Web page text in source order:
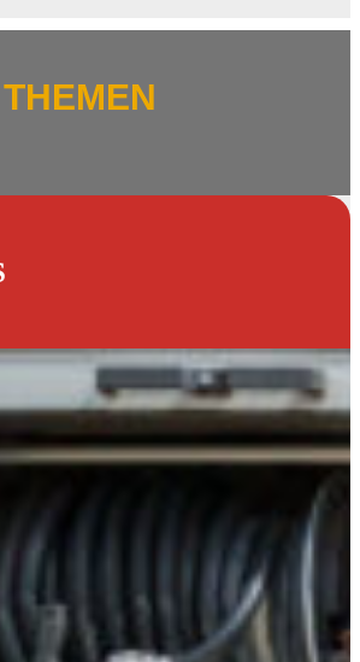
THEMEN